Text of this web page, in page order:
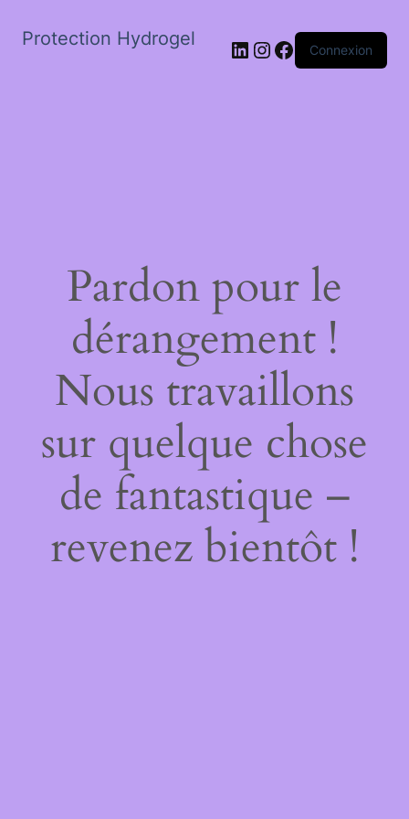
Protection Hydrogel LinkedIn
Instagram
Facebook
Connexion
Pardon pour le
dérangement !
Nous travaillons
sur quelque chose
de fantastique –
revenez bientôt !